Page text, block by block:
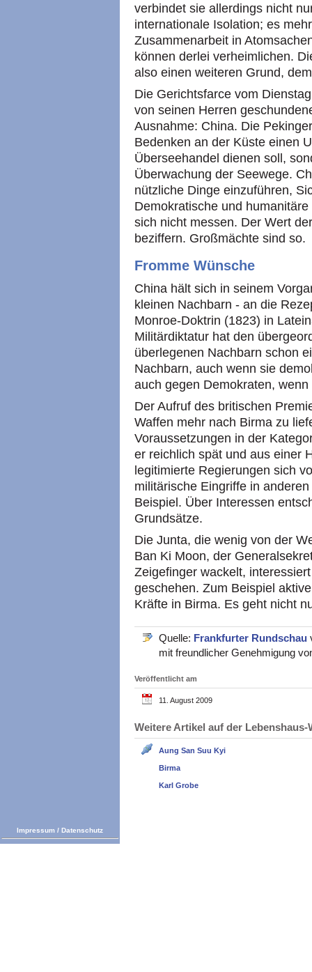
verbindet sie allerdings nicht
internationale Isolation; es
Zusammenarbeit in
können derlei verheimlichen.
also einen weiteren Grund,
Die Gerichtsfarce vom
von seinen Herren
Ausnahme: China. Die
Bedenken an der Küste einen
Überseehandel dienen soll,
Überwachung der Seewege.
nützliche Dinge einzuführen,
Demokratische und
sich nicht messen. Der Wert
beziffern. Großmächte sind so.
Fromme Wünsche
China hält sich in seinem
kleinen Nachbarn - an die
Monroe-Doktrin (1823) in
Militärdiktatur hat den
überlegenen Nachbarn schon
Nachbarn, auch wenn sie
auch gegen Demokraten,
Der Aufruf des britischen
Waffen mehr nach Birma zu
Voraussetzungen in der
er reichlich spät und aus einer
legitimierte Regierungen sich
militärische Eingriffe in
Beispiel. Über Interessen
Grundsätze.
Die Junta, die wenig von der
Ban Ki Moon, der
Zeigefinger wackelt,
geschehen. Zum Beispiel
Kräfte in Birma. Es geht nicht
Quelle: Frankfurter Rundschau
mit freundlicher Genehmigung
Veröffentlicht am
11. August 2009
Weitere Artikel auf der
Aung San Suu Kyi
Birma
Karl Grobe
Impressum / Datenschutz